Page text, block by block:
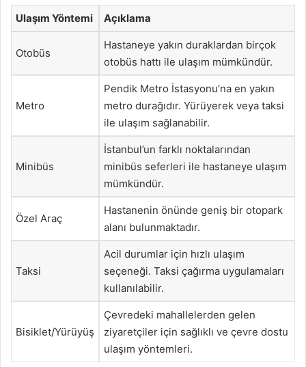
Ulaşım Yöntemi Açıklama
Otobüs
Hastaneye yakın duraklardan birçok
otobüs hattı ile ulaşım mümkündür.
Metro
Pendik Metro İstasyonu’na en yakın
metro durağıdır. Yürüyerek veya taksi
ile ulaşım sağlanabilir.
Minibüs
İstanbul’un farklı noktalarından
minibüs seferleri ile hastaneye ulaşım
mümkündür.
Özel Araç
Hastanenin önünde geniş bir otopark
alanı bulunmaktadır.
Taksi
Acil durumlar için hızlı ulaşım
seçeneği. Taksi çağırma uygulamaları
kullanılabilir.
Bisiklet/Yürüyüş
Çevredeki mahallelerden gelen
ziyaretçiler için sağlıklı ve çevre dostu
ulaşım yöntemleri.